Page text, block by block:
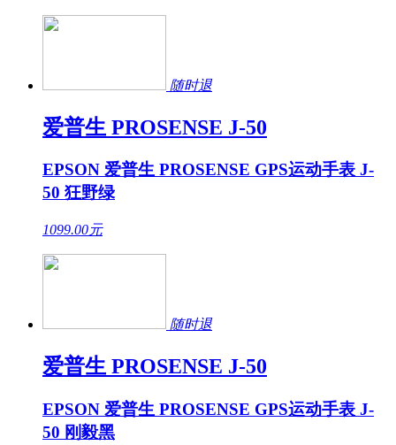
随时退
爱普生 PROSENSE J-50
EPSON 爱普生 PROSENSE GPS运动手表 J-
50 狂野绿
1099.00元
随时退
爱普生 PROSENSE J-50
EPSON 爱普生 PROSENSE GPS运动手表 J-
50 刚毅黑